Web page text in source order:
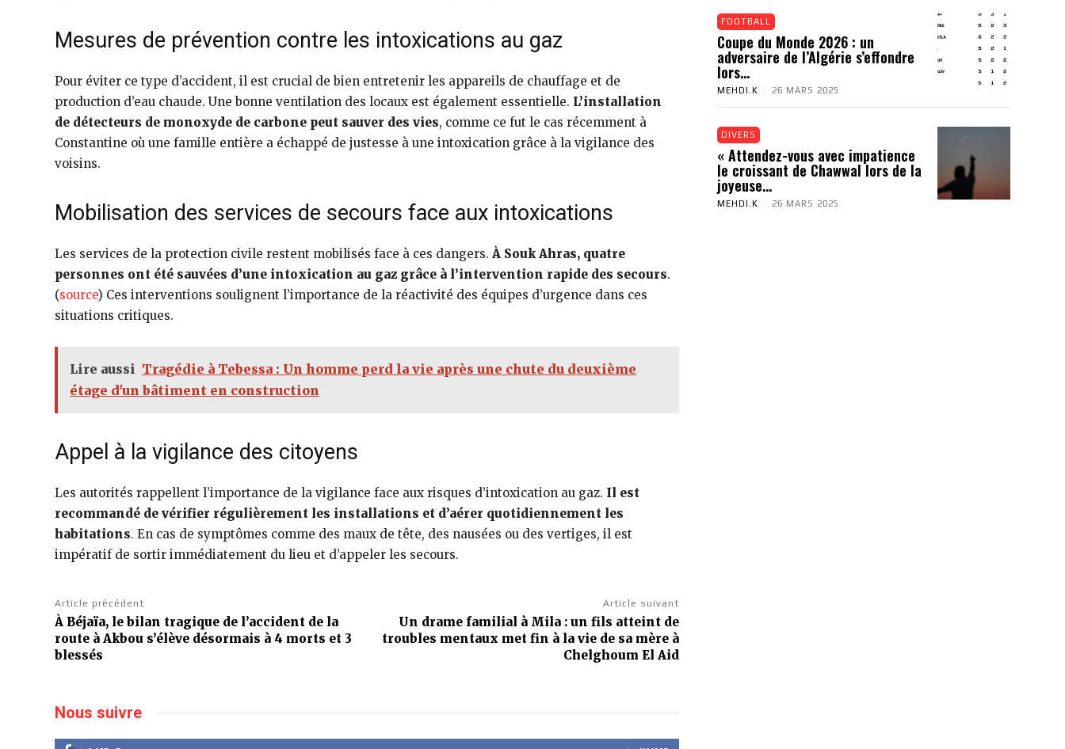
Mesures de prévention contre les intoxications au gaz
Pour éviter ce type d’accident, il est crucial de bien entretenir les appareils de chauffage et de
production d’eau chaude. Une bonne ventilation des locaux est également essentielle. L’installation
de détecteurs de monoxyde de carbone peut sauver des vies, comme ce fut le cas récemment à
Constantine où une famille entière a échappé de justesse à une intoxication grâce à la vigilance des
voisins.
Mobilisation des services de secours face aux intoxications
Les services de la protection civile restent mobilisés face à ces dangers. À Souk Ahras, quatre
personnes ont été sauvées d’une intoxication au gaz grâce à l’intervention rapide des secours.
(source) Ces interventions soulignent l’importance de la réactivité des équipes d’urgence dans ces
situations critiques.
Lire aussi Tragédie à Tebessa : Un homme perd la vie après une chute du deuxième
étage d'un bâtiment en construction
Appel à la vigilance des citoyens
Les autorités rappellent l’importance de la vigilance face aux risques d’intoxication au gaz. Il est
recommandé de vérifier régulièrement les installations et d’aérer quotidiennement les
habitations. En cas de symptômes comme des maux de tête, des nausées ou des vertiges, il est
impératif de sortir immédiatement du lieu et d’appeler les secours.
Article précédent
À Béjaïa, le bilan tragique de l’accident de la
route à Akbou s’élève désormais à 4 morts et 3
blessés
Article suivant
Un drame familial à Mila : un fils atteint de
troubles mentaux met fin à la vie de sa mère à
Chelghoum El Aid
Nous suivre
FOOTBALL
Coupe du Monde 2026 : un
adversaire de l’Algérie s’effondre
lors...
MEHDI.K - 26 MARS 2025
DIVERS
« Attendez-vous avec impatience
le croissant de Chawwal lors de la
joyeuse...
MEHDI.K - 26 MARS 2025